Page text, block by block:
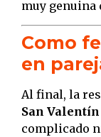
muy genuina
Como
en
Al final, la
San
complicado